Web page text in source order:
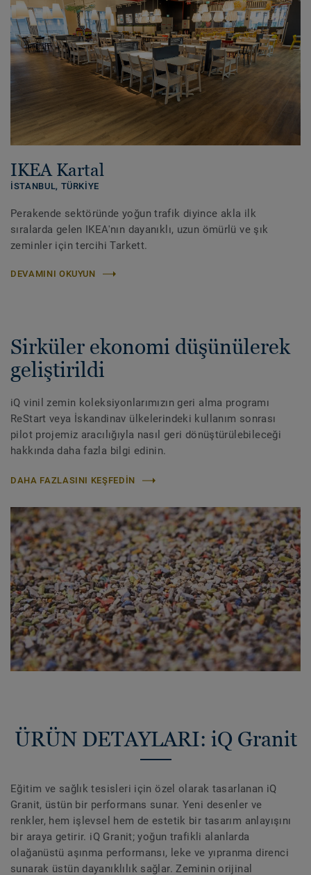
IKEA Kartal
İSTANBUL, TÜRKIYE
Perakende sektöründe yoğun trafik diyince akla ilk
sıralarda gelen IKEA'nın dayanıklı, uzun ömürlü ve şık
zeminler için tercihi Tarkett.
DEVAMINI OKUYUN
Sirküler ekonomi düşünülerek
geliştirildi
iQ vinil zemin koleksiyonlarımızın geri alma programı
ReStart veya İskandinav ülkelerindeki kullanım sonrası
pilot projemiz aracılığıyla nasıl geri dönüştürülebileceği
hakkında daha fazla bilgi edinin.
DAHA FAZLASINI KEŞFEDIN
ÜRÜN DETAYLARI: iQ Granit
Eğitim ve sağlık tesisleri için özel olarak tasarlanan iQ
Granit, üstün bir performans sunar. Yeni desenler ve
renkler, hem işlevsel hem de estetik bir tasarım anlayışını
bir araya getirir. iQ Granit; yoğun trafikli alanlarda
olağanüstü aşınma performansı, leke ve yıpranma direnci
sunarak üstün dayanıklılık sağlar. Zeminin orijinal